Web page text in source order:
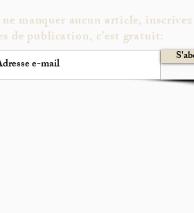
manquer aucun article,
de publication, c'est gratuit: